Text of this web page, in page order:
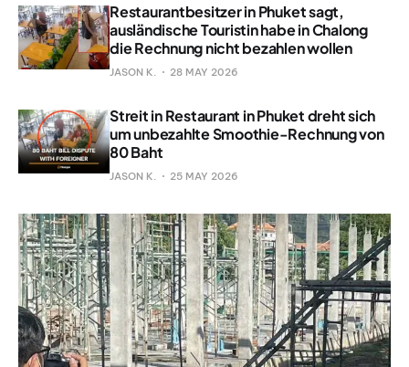
Restaurantbesitzer in Phuket sagt,
ausländische Touristin habe in Chalong
die Rechnung nicht bezahlen wollen
JASON K. 28 MAY 2026
Streit in Restaurant in Phuket dreht sich
um unbezahlte Smoothie-Rechnung von
80 Baht
JASON K. 25 MAY 2026